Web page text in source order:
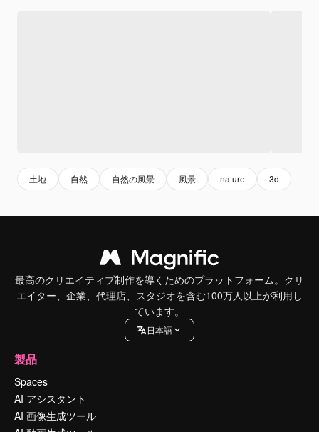
土地 自然 自然の風景 風景 nature 3d
最高のクリエイティブ制作を導くためのプラットフォーム。クリ
エイター、企業、代理店、スタジオを含む100万人以上が利用し
ています。
日本語
製品
Spaces
AI アシスタント
AI 画像生成ツール